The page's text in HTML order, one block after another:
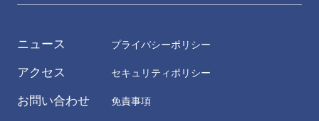
ニュース
アクセス
お問い合わせ
プライバシーポリシー
セキュリティポリシー
免責事項